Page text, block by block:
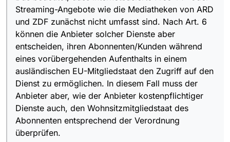
Streaming-Angebote wie die Mediatheken von ARD
und ZDF zunächst nicht umfasst sind. Nach Art. 6
können die Anbieter solcher Dienste aber
entscheiden, ihren Abonnenten/Kunden während
eines vorübergehenden Aufenthalts in einem
ausländischen EU-Mitgliedstaat den Zugriff auf den
Dienst zu ermöglichen. In diesem Fall muss der
Anbieter aber, wie der Anbieter kostenpflichtiger
Dienste auch, den Wohnsitzmitgliedstaat des
Abonnenten entsprechend der Verordnung
überprüfen.